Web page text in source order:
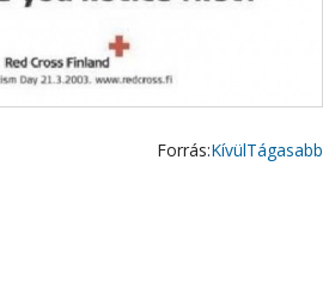
Forrás:KívülTágasabb